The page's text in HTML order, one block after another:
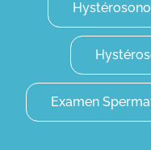
Examen